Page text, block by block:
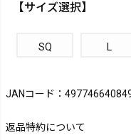
【サイズ選択】
SQ L
JANコード：
返品特約について